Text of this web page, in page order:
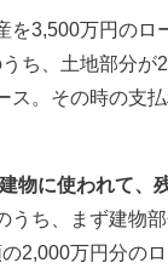
を3,500万円のロ
ち、土地部分が
ス。その時の支
物に使われて、
うち、まず建物
2,000万円分の